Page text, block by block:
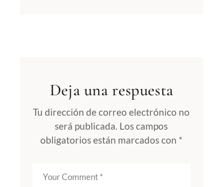
Deja una respuesta
Tu dirección de correo electrónico no
será publicada. Los campos
obligatorios están marcados con *